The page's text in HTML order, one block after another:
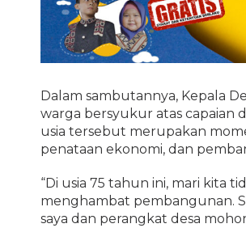
N
e
g
e
r
Dalam sambutannya, Kepala
warga bersyukur atas capaian
usia tersebut merupakan
penataan ekonomi, dan
“Di usia 75 tahun ini, mari kita
menghambat pembangunan.
saya dan perangkat desa